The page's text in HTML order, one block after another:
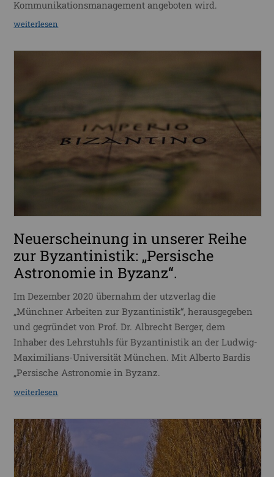
Kommunikationsmanagement angeboten wird.
weiterlesen
Neuerscheinung in unserer Reihe
zur Byzantinistik: „Persische
Astronomie in Byzanz“.
Im Dezember 2020 übernahm der utzverlag die
„Münchner Arbeiten zur Byzantinistik“, herausgegeben
und gegründet von Prof. Dr. Albrecht Berger, dem
Inhaber des Lehrstuhls für Byzantinistik an der Ludwig-
Maximilians-Universität München. Mit Alberto Bardis
„Persische Astronomie in Byzanz.
weiterlesen